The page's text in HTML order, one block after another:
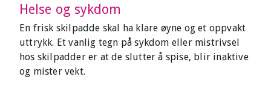
Helse og sykdom
En frisk skilpadde skal ha klare øyne og et oppvakt
uttrykk. Et vanlig tegn på sykdom eller mistrivsel
hos skilpadder er at de slutter å spise, blir inaktive
og mister vekt.